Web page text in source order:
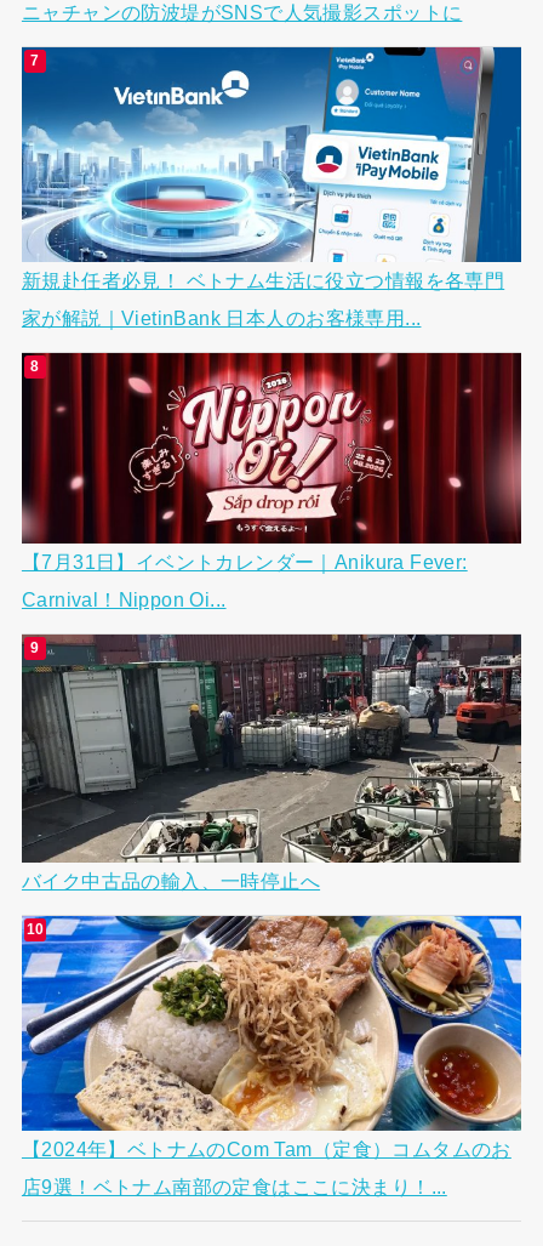
ニャチャンの防波堤がSNSで人気撮影スポットに
新規赴任者必見！ ベトナム生活に役立つ情報を各専門
家が解説｜VietinBank 日本人のお客様専用...
【7月31日】イベントカレンダー｜Anikura Fever:
Carnival！Nippon Oi...
バイク中古品の輸入、一時停止へ
【2024年】ベトナムのCom Tam（定食）コムタムのお
店9選！ベトナム南部の定食はここに決まり！...